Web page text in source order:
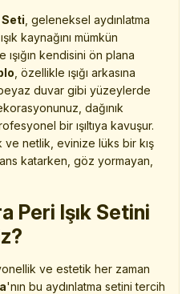
Seti , geleneksel aydınlatma
kaynağını mümkün
kendisini ön plana
, özellikle ışığı arkasına
duvar gibi yüzeylerde
dağınık
bir ışıltıya kavuşur.
ve netlik, evinize lüks bir kış
katarken, göz yormayan,
Peri Işık Setini
ve estetik her zaman
'nın bu aydınlatma setini tercih